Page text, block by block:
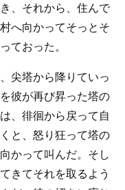
、それから、住んで
へ向かってそっとそ
ておった。
尖塔から降りていっ
彼が再び昇った塔の
、徘徊から戻って自
と、怒り狂って塔の
かって叫んだ。そし
きてそれを取るよう